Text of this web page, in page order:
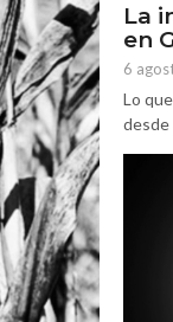
La
en
6
Lo
desde